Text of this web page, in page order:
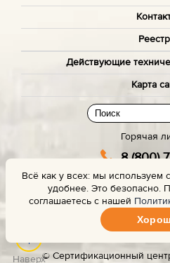
Действующие
Карта
Горячая
8 (800)
(звонок
Заказать
Задать
© Сертификационный
Наверх
Всё как у всех: мы используем
удобнее. Это безопасно.
соглашаетесь с нашей